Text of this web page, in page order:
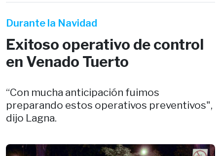
Durante la Navidad
Exitoso operativo de control
en Venado Tuerto
“Con mucha anticipación fuimos
preparando estos operativos preventivos",
dijo Lagna.